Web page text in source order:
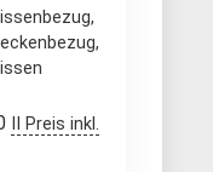
II Preis inkl.